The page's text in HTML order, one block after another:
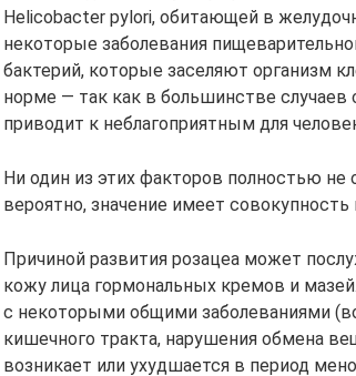
Helicobacter pylori, обитающей в
некоторые заболевания
бактерий, которые заселяют организм
норме — так как в большинстве
приводит к неблагоприятным для
Ни один из этих факторов полностью не
вероятно, значение имеет совокупность
Причиной развития розацеа может
кожу лица гормональных кремов и
с некоторыми общими заболеваниями
кишечного тракта, нарушения обмена
возникает или ухудшается в период